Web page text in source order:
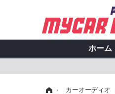
ホーム
› カーオーディオ